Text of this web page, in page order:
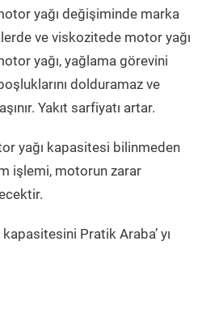
yağı değişiminde marka
ve viskozitede motor yağı
yağı, yağlama görevini
dolduramaz ve
Yakıt sarfiyatı artar.
yağı kapasitesi bilinmeden
işlemi, motorun zarar
Pratik Araba’ yı